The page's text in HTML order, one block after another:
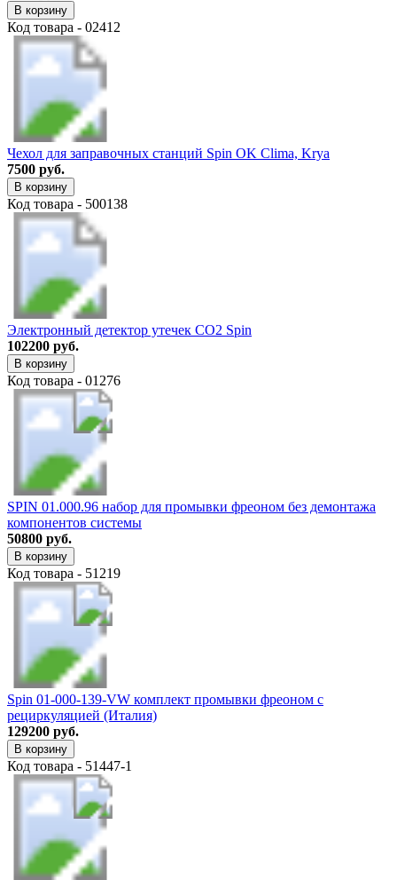
В корзину
Код товара - 02412
Чехол для заправочных станций Spin OK Clima, Krya
7500 руб.
В корзину
Код товара - 500138
Электронный детектор утечек СО2 Spin
102200 руб.
В корзину
Код товара - 01276
SPIN 01.000.96 набор для промывки фреоном без демонтажа
компонентов системы
50800 руб.
В корзину
Код товара - 51219
Spin 01-000-139-VW комплект промывки фреоном с
рециркуляцией (Италия)
129200 руб.
В корзину
Код товара - 51447-1